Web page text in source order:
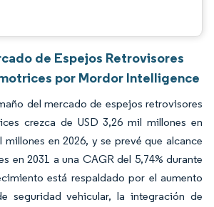
de Espejos Retrovisores
por Mordor Intelligence
del mercado de espejos retrovisores
crezca de USD 3,26 mil millones en
millones en 2026, y se prevé que alcance
en 2031 a una CAGR del 5,74% durante
está respaldado por el aumento
seguridad vehicular, la integración de